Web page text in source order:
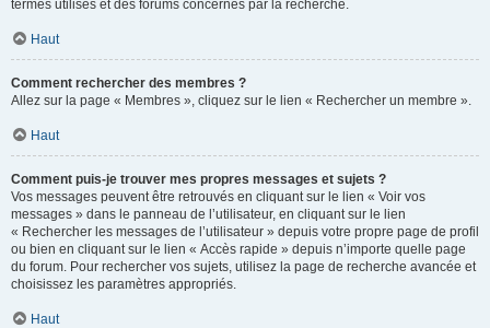
termes utilisés et des forums concernés par la recherche.
Haut
Comment rechercher des membres ?
Allez sur la page « Membres », cliquez sur le lien « Rechercher un membre ».
Haut
Comment puis-je trouver mes propres messages et sujets ?
Vos messages peuvent être retrouvés en cliquant sur le lien « Voir vos
messages » dans le panneau de l’utilisateur, en cliquant sur le lien
« Rechercher les messages de l’utilisateur » depuis votre propre page de profil
ou bien en cliquant sur le lien « Accès rapide » depuis n’importe quelle page
du forum. Pour rechercher vos sujets, utilisez la page de recherche avancée et
choisissez les paramètres appropriés.
Haut